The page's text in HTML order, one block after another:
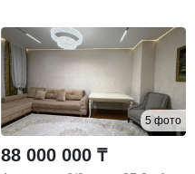
5 фото
88 000 000 ₸